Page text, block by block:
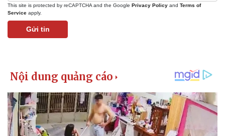
This site is protected by reCAPTCHA and the Google Privacy Policy and Terms of
Service apply.
Gửi tin